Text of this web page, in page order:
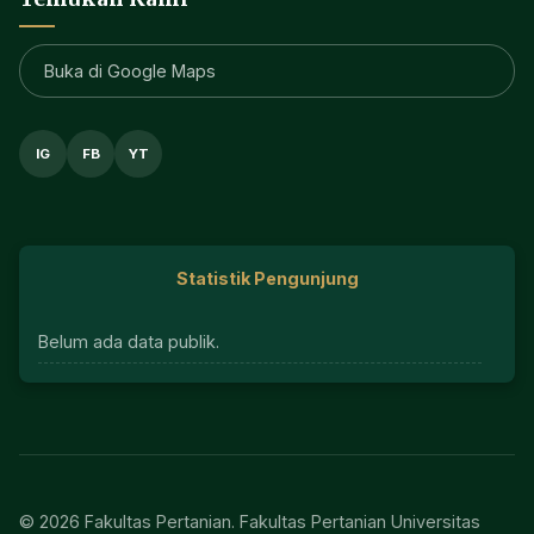
Buka di Google Maps
IG FB YT
Statistik Pengunjung
Belum ada data publik.
© 2026 Fakultas Pertanian. Fakultas Pertanian Universitas